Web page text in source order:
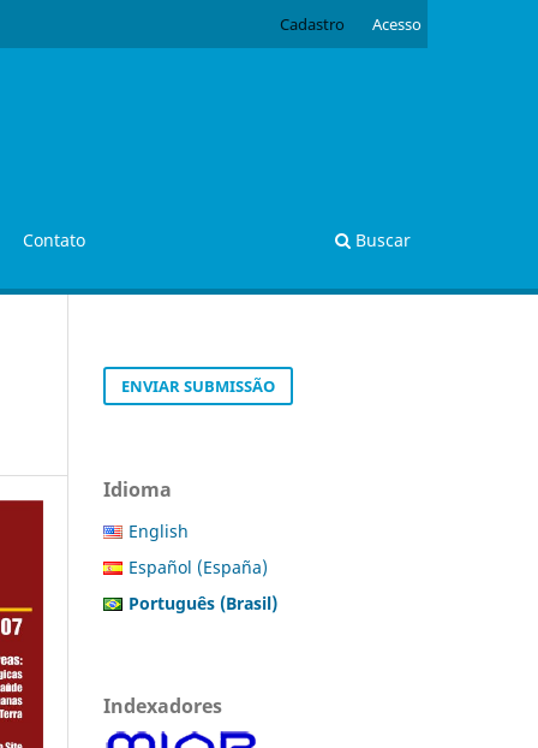
Contato Buscar
Cadastro Acesso
ENVIAR SUBMISSÃO
Idioma
English
Español (España)
Português (Brasil)
Indexadores